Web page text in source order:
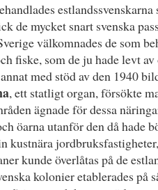
de mycket snart svenska
välkomnades de som
fiske, som de ju hade levt
med stöd av den 1940
, ett statligt organ, försökte
ägnade för dessa
öarna utanför den då hade
kustnära
kunde överlåtas på de
kolonier etablerades på